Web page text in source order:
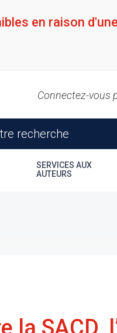
en raison
Connectez-vous
SERVICES AUX
AUTEURS
la SACD,